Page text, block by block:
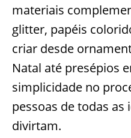
materiais
glitter, papéis
criar desde
Natal até presépios
simplicidade no
pessoas de todas
divirtam.